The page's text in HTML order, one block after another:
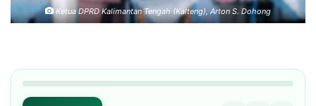
Ketua DPRD Kalimantan Tengah (Kalteng), Arton S. Dohong